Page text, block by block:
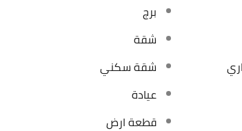
برج
شقة
شقة سكني
عيادة
قطعة ارض